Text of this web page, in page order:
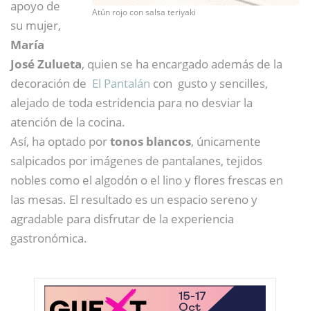
Atún rojo con salsa teriyaki
apoyo de
su mujer,
María
José Zulueta, quien se ha encargado además de la
decoración de El Pantalán con gusto y sencilles,
alejado de toda estridencia para no desviar la
atención de la cocina.
Así, ha optado portonos blancos, únicamente
salpicados por imágenes de pantalanes, tejidos
nobles como el algodón o el lino y flores frescas en
las mesas. El resultado es un espacio sereno y
agradable para disfrutar de la experiencia
gastronómica.